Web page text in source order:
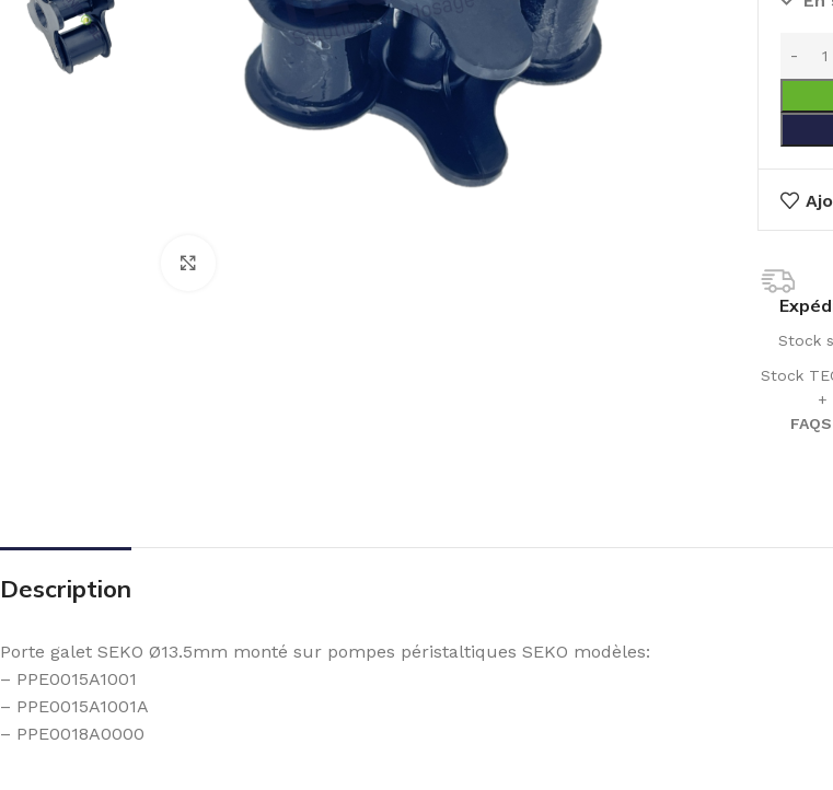
Stock
Stock
+
Description
Porte galet SEKO Ø13.5mm monté sur pompes péristaltiques SEKO modèles:
– PPE0015A1001
– PPE0015A1001A
– PPE0018A0000